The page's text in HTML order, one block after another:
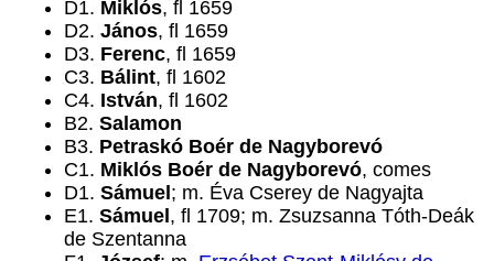
D1. Miklós, fl 1659
D2. János, fl 1659
D3. Ferenc, fl 1659
C3. Bálint, fl 1602
C4. István, fl 1602
B2. Salamon
B3. Petraskó Boér de Nagyborevó
C1. Miklós Boér de Nagyborevó, comes
D1. Sámuel ; m. Éva Cserey de Nagyajta
E1. Sámuel , fl 1709; m. Zsuzsanna Tóth-Deák
de Szentanna